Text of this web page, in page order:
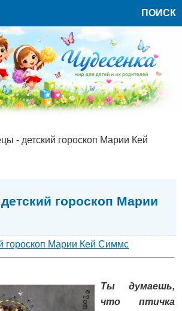
ПОИСК
- детский гороскоп Марии Кей
гороскоп Марии
гороскоп Марии Кей Симмс
Ты думаешь,
что птичка